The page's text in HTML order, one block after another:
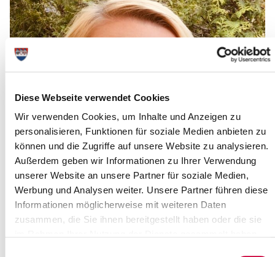
Diese Webseite verwendet Cookies
Wir verwenden Cookies, um Inhalte und Anzeigen zu
personalisieren, Funktionen für soziale Medien anbieten zu
können und die Zugriffe auf unsere Website zu analysieren.
Außerdem geben wir Informationen zu Ihrer Verwendung
unserer Website an unsere Partner für soziale Medien,
Werbung und Analysen weiter. Unsere Partner führen diese
Informationen möglicherweise mit weiteren Daten
zusammen, die Sie ihnen bereitgestellt haben oder die sie